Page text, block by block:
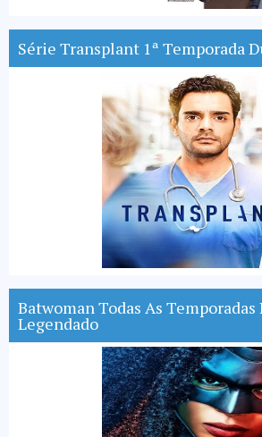
Série Transplant 1ª Temporada
Batwoman Todas As Temporadas
Legendado